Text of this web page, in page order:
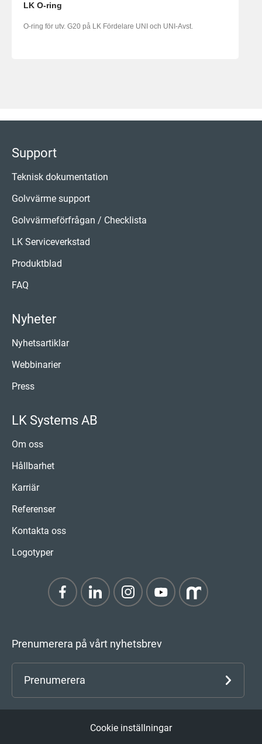
LK O-ring
O-ring för utv. G20 på LK Fördelare UNI och UNI-Avst.
Support
Teknisk dokumentation
Golvvärme support
Golvvärmeförfrågan / Checklista
LK Serviceverkstad
Produktblad
FAQ
Nyheter
Nyhetsartiklar
Webbinarier
Press
LK Systems AB
Om oss
Hållbarhet
Karriär
Referenser
Kontakta oss
Logotyper
Prenumerera på vårt nyhetsbrev
Prenumerera
Cookie inställningar